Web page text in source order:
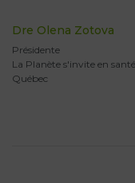
Dre Olena Zotova
Présidente
La Planète s'invite en
Québec